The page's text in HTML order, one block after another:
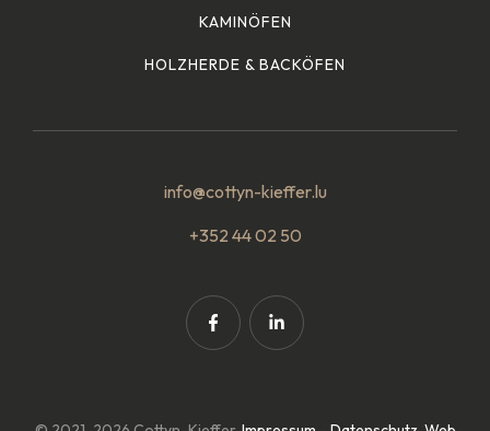
KAMINÖFEN
HOLZHERDE & BACKÖFEN
info@cottyn-kieffer.lu
+352 44 02 50